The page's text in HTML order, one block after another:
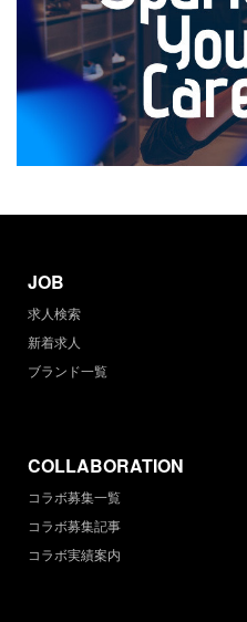
JOB
求人検索
新着求人
ブランド一覧
COLLABORATION
コラボ募集一覧
コラボ募集記事
コラボ実績案内